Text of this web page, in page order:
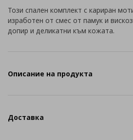
Този спален комплект с кариран
изработен от смес от памук и
допир и деликатни към кожата.
Описание на продукта
Доставка